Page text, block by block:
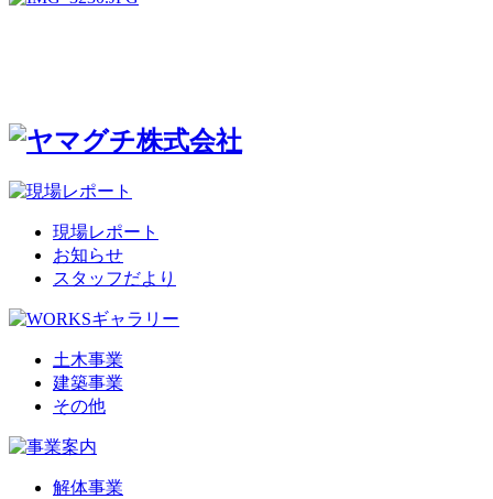
現場レポート
お知らせ
スタッフだより
土木事業
建築事業
その他
解体事業